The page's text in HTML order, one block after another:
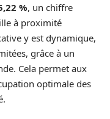
%, un chiffre
à proximité
y est dynamique,
grâce à un
Cela permet aux
optimale des